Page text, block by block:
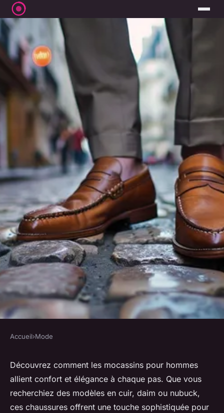
Mocassins pour hommes :
confort et élégance à chaque
pas
Accueil›Mode
Découvrez comment les mocassins pour hommes
allient confort et élégance à chaque pas. Que vous
recherchiez des modèles en cuir, daim ou nubuck,
ces chaussures offrent une touche sophistiquée pour